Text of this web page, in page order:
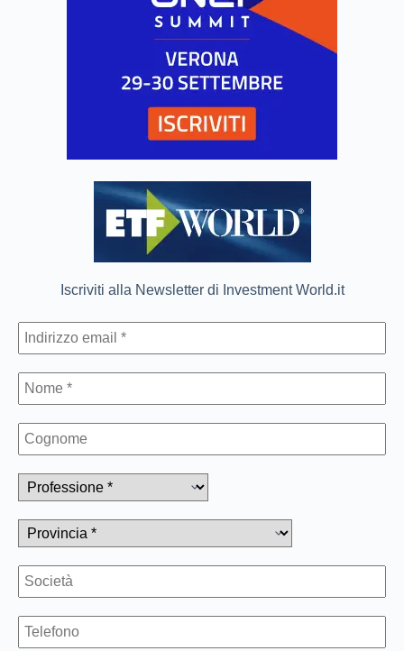
Iscriviti alla Newsletter di Investment World.it